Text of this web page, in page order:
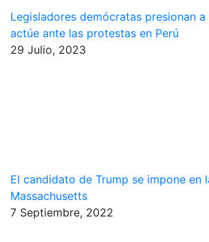
Legisladores demócratas presionan
actúe ante las protestas en Perú
29 Julio, 2023
El candidato de Trump se impone en
Massachusetts
7 Septiembre, 2022